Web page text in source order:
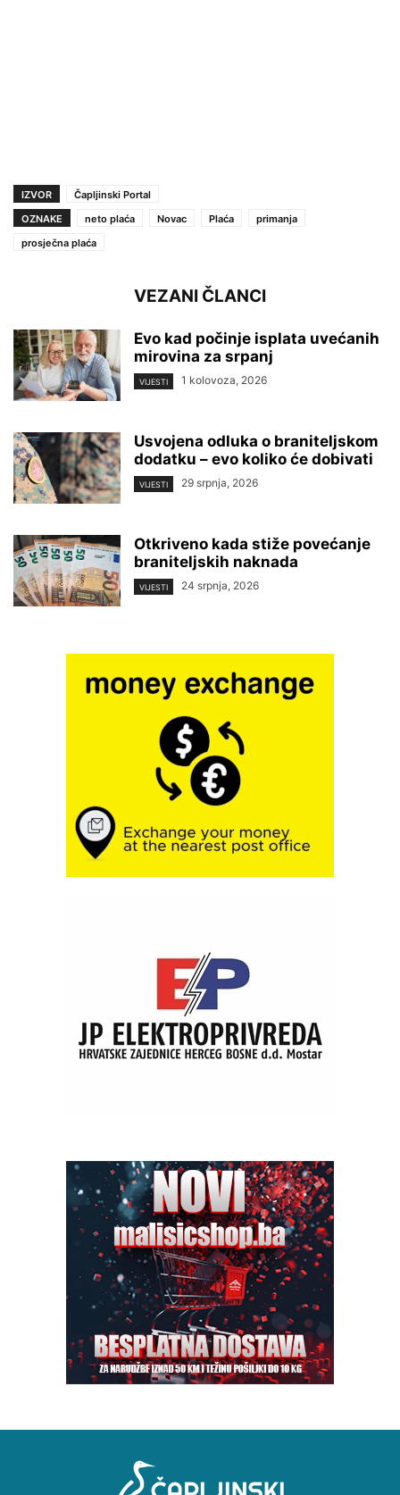
IZVOR
Čapljinski Portal
OZNAKE
neto plaća Novac Plaća
primanja
prosječna plaća
VEZANI ČLANCI
Evo kad počinje isplata uvećanih
mirovina za srpanj
VIJESTI 1 kolovoza, 2026
Usvojena odluka o braniteljskom
dodatku – evo koliko će dobivati
VIJESTI 29 srpnja, 2026
Otkriveno kada stiže povećanje
braniteljskih naknada
VIJESTI 24 srpnja, 2026